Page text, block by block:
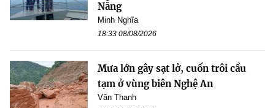
Nẵng
Minh Nghĩa
18:33 08/08/2026
Mưa lớn gây sạt lở, cuốn trôi cầu
tạm ở vùng biên Nghệ An
Văn Thanh